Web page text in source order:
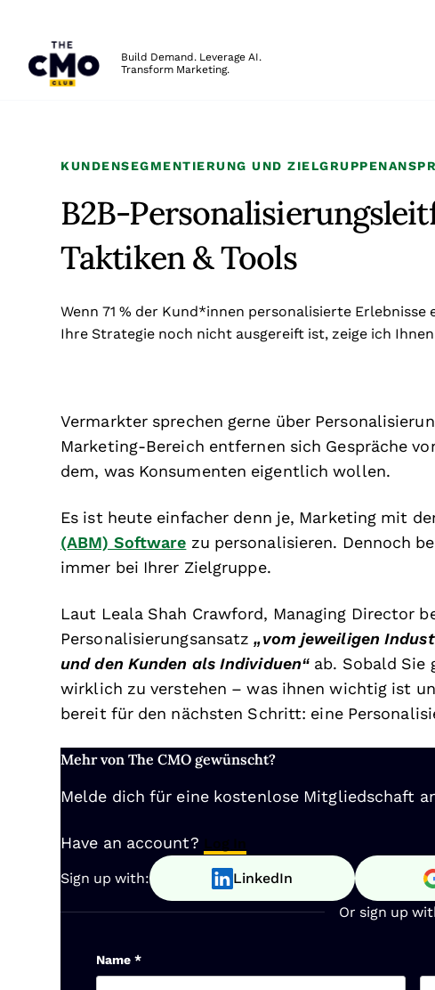
Build Demand. Leverage AI.
Transform Marketing.
KUNDENSEGMENTIERUNG UND
B2B-
Taktiken & Tools
Wenn 71 % der Kund*innen personalisierte
Ihre Strategie noch nicht ausgereift ist, zeige ich
Vermarkter sprechen gerne über
Marketing-Bereich entfernen sich Gespräche
dem, was Konsumenten eigentlich wollen.
Es ist heute einfacher denn je, Marketing mit
(ABM) Software zu personalisieren. Dennoch
immer bei Ihrer Zielgruppe.
Laut Leala Shah Crawford, Managing Director
Personalisierungsansatz„vom jeweiligen
und den Kunden als Individuen“ ab. Sobald Sie
wirklich zu verstehen – was ihnen wichtig ist
bereit für den nächsten Schritt: eine
Mehr von The CMO gewünscht?
Melde dich für eine kostenlose Mitgliedschaft
Have an account? Log In
Sign up with: LinkedIn
Or sign up
Name *